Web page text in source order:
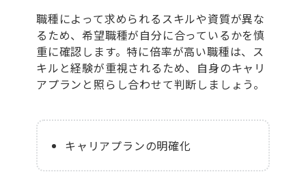
職種によって求められるスキルや資質が異な
るため、希望職種が自分に合っているかを慎
重に確認します。特に倍率が高い職種は、ス
キルと経験が重視されるため、自身のキャリ
アプランと照らし合わせて判断しましょう。
キャリアプランの明確化